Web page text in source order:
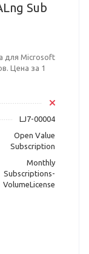
Sub
для Microsoft
Цена за 1
LJ7-00004
Open Value
Subscription
Monthly
Subscriptions-
VolumeLicense